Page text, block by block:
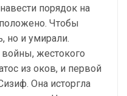
порядок на
Чтобы
но и умирали.
жестокого
из оков, и первой
Она исторгла